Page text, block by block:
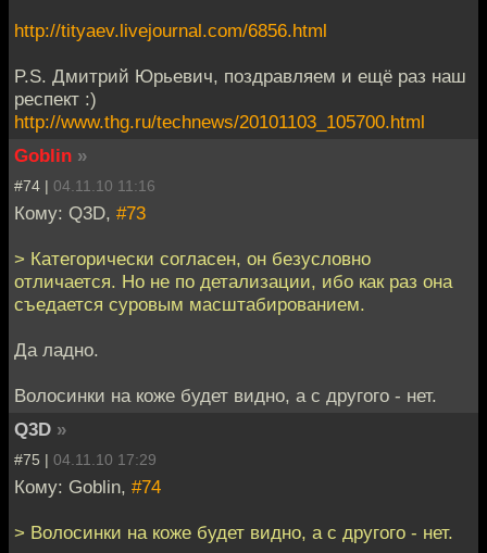
http://tityaev.livejournal.com/6856.html
P.S. Дмитрий Юрьевич, поздравляем и ещё раз наш
респект :)
http://www.thg.ru/technews/20101103_105700.html
Goblin »
#74 | 04.11.10 11:16
Кому: Q3D, #73
> Категорически согласен, он безусловно
отличается. Но не по детализации, ибо как раз она
съедается суровым масштабированием.
Да ладно.
Волосинки на коже будет видно, а с другого - нет.
Q3D »
#75 | 04.11.10 17:29
Кому: Goblin, #74
> Волосинки на коже будет видно, а с другого - нет.